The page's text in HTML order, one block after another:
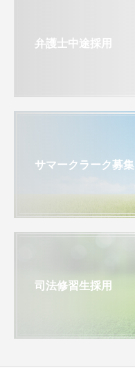
弁護士中途採用
サマークラーク募集
司法修習生採用